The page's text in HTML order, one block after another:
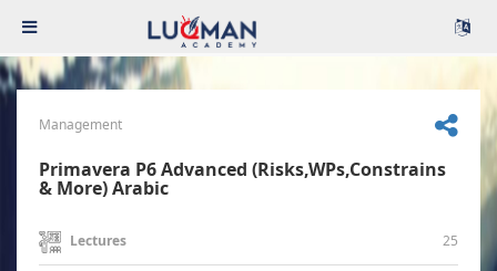
Management
Primavera P6 Advanced (Risks,WPs,Constrains
& More) Arabic
Lectures 25